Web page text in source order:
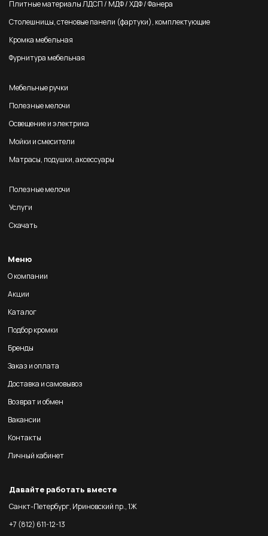
Плитные материалы ЛДСП / МДФ / ХДФ / Фанера
Столешницы, стеновые панели (фартуки), комплектующие
Кромка мебельная
Фурнитура мебельная
Мебельные ручки
Полезные мелочи
Освещение и электрика
Мойки и смесители
Матрасы, подушки, аксессуары
Полезные мелочи
Услуги
Скачать
Меню
О компании
Акции
Каталог
Подбор кромки
Бренды
Заказ и оплата
Доставка и самовывоз
Возврат и обмен
Вакансии
Контакты
Личный кабинет
Давайте работать вместе
Санкт-Петербург, Ириновский пр., 1Ж
+7 (812) 611-12-13